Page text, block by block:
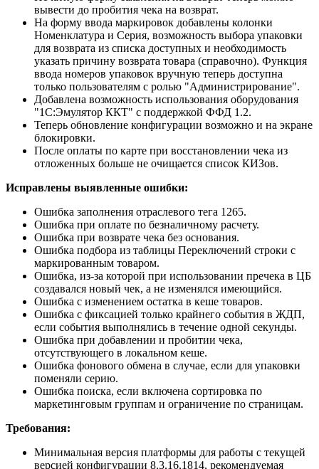
вывести до пробития чека на возврат.
На форму ввода маркировок добавлены колонки
Номенклатура и Серия, возможность выбора упаковки
для возврата из списка доступных и необходимость
указать причину возврата товара (справочно). Функция
ввода номеров упаковок вручную теперь доступна
только пользователям с ролью "Администрирование".
Добавлена возможность использования оборудования
"1С:Эмулятор ККТ" с поддержкой ФФД 1.2.
Теперь обновление конфигурации возможно и на экране
блокировки.
После оплаты по карте при восстановлении чека из
отложенных больше не очищается список КИЗов.
Исправлены выявленные ошибки:
Ошибка заполнения отраслевого тега 1265.
Ошибка при оплате по безналичному расчету.
Ошибка при возврате чека без основания.
Ошибка подбора из таблицы Переключений строки с
маркированным товаром.
Ошибка, из-за которой при использовании пречека в ЦБ
создавался новый чек, а не изменялся имеющийся.
Ошибка с изменением остатка в кеше товаров.
Ошибка с фиксацией только крайнего события в ЖДП,
если события выполнялись в течение одной секунды.
Ошибка при добавлении и пробитии чека,
отсутствующего в локальном кеше.
Ошибка фонового обмена в случае, если для упаковки
поменяли серию.
Ошибка поиска, если включена сортировка по
маркетинговым группам и ограничение по страницам.
Требования:
Минимальная версия платформы для работы с текущей
версией конфигурации 8.3.16.1814, рекомендуемая